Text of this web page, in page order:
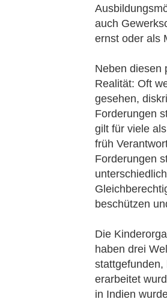
auch
ernst oder als
Neben diesen
Realität: Oft
gesehen,
Forderungen
gilt für viele
früh
Forderungen
beschützen
Die
haben drei
stattgefunden,
erarbeitet
in Indien